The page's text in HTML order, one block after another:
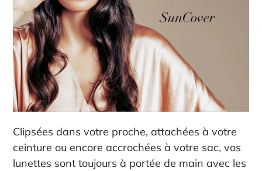
Clipsées dans votre proche, attachées à votre
ceinture ou encore accrochées à votre sac, vos
lunettes sont toujours à portée de main avec les